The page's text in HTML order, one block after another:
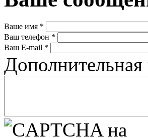
Ваше имя *
Ваш телефон *
Ваш E-mail *